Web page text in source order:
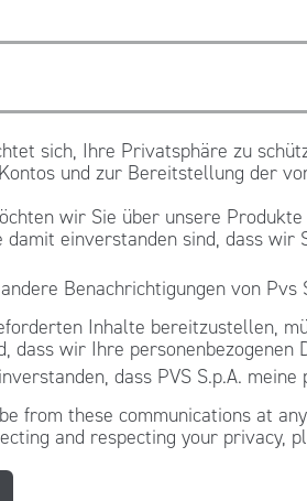
sich, Ihre Privatsphäre zu
und zur Bereitstellung der
wir Sie über unsere
damit einverstanden sind, dass
Benachrichtigungen von Pvs
Inhalte bereitzustellen,
dass wir Ihre
dass PVS S.p.A.
from these communications at
and respecting your privacy,